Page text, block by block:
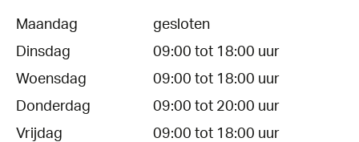
Maandag
gesloten
Dinsdag
09:00 tot 18:00 uur
Woensdag
09:00 tot 18:00 uur
Donderdag
09:00 tot 20:00 uur
Vrijdag
09:00 tot 18:00 uur